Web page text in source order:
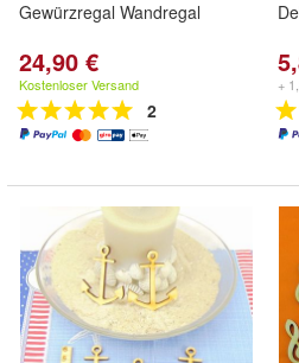
Gewürzregal Wandregal
24,90 €
Kostenloser Versand
2
+